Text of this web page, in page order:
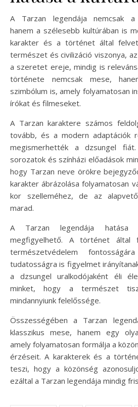
A Tarzan legendája nemcsak a
hanem a szélesebb kultúrában is
karakter és a történet által
természet és civilizáció viszonya,
a szeretet ereje, mindig is
története nemcsak mese,
szimbólum is, amely folyamatosan
írókat és filmeseket.
A Tarzan karaktere számos
tovább, és a modern adaptációk
megismerhették a dzsungel
sorozatok és színházi előadások
hogy Tarzan neve örökre
karakter ábrázolása folyamatosan
kor szelleméhez, de az
marad.
A Tarzan legendája hatása
megfigyelhető. A történet által
természetvédelem
tudatosságra is figyelmet
a dzsungel uralkodójaként éli
minket, hogy a természet
mindannyiunk felelőssége.
Összességében a Tarzan
klasszikus mese, hanem egy
amely folyamatosan formálja a
érzéseit. A karakterek és a
teszi, hogy a közönség
ezáltal a Tarzan legendája mindig